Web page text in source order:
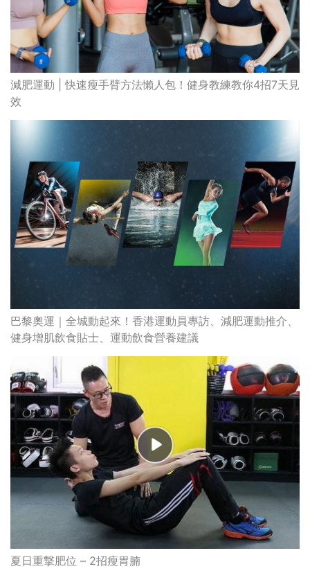
減肥運動 | 快速瘦手臂方法懶人包！健身教練教你4招7天見
效
巴黎奧運｜全城動起來！香港運動員專訪、減肥運動推介、
健身增肌飲食貼士、運動飲食營養建議
夏日重撃肥位 – 2招瘦胃腩